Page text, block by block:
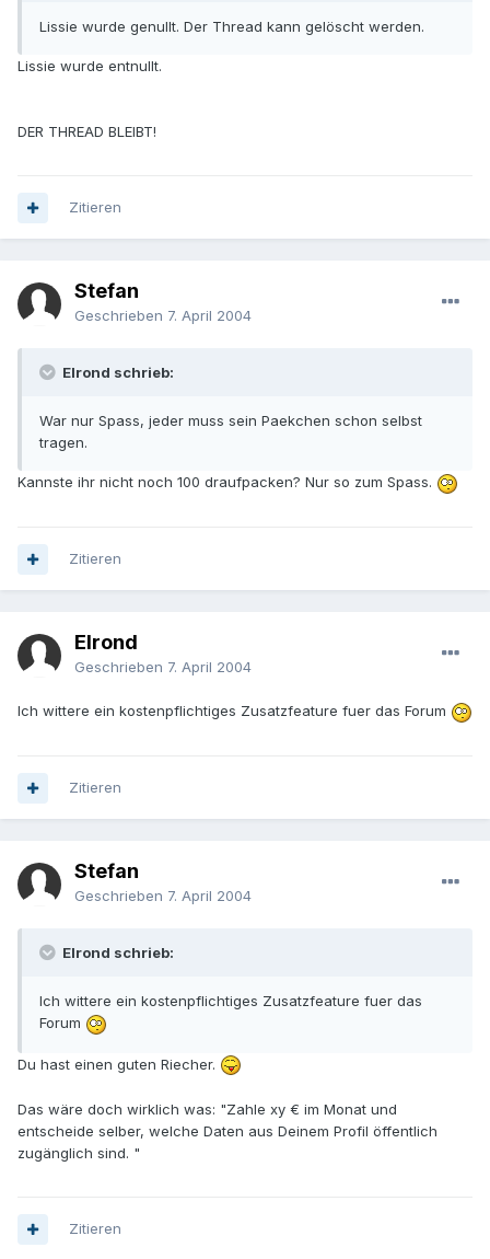
Lissie wurde genullt. Der Thread kann gelöscht werden.
Lissie wurde entnullt.
DER THREAD BLEIBT!
Zitieren
Stefan
Geschrieben 7. April 2004
Elrond schrieb:
War nur Spass, jeder muss sein Paekchen schon selbst
tragen.
Kannste ihr nicht noch 100 draufpacken? Nur so zum Spass.
Zitieren
Elrond
Geschrieben 7. April 2004
Ich wittere ein kostenpflichtiges Zusatzfeature fuer das Forum
Zitieren
Stefan
Geschrieben 7. April 2004
Elrond schrieb:
Ich wittere ein kostenpflichtiges Zusatzfeature fuer das
Forum
Du hast einen guten Riecher.
Das wäre doch wirklich was: "Zahle xy € im Monat und
entscheide selber, welche Daten aus Deinem Profil öffentlich
zugänglich sind. "
Zitieren